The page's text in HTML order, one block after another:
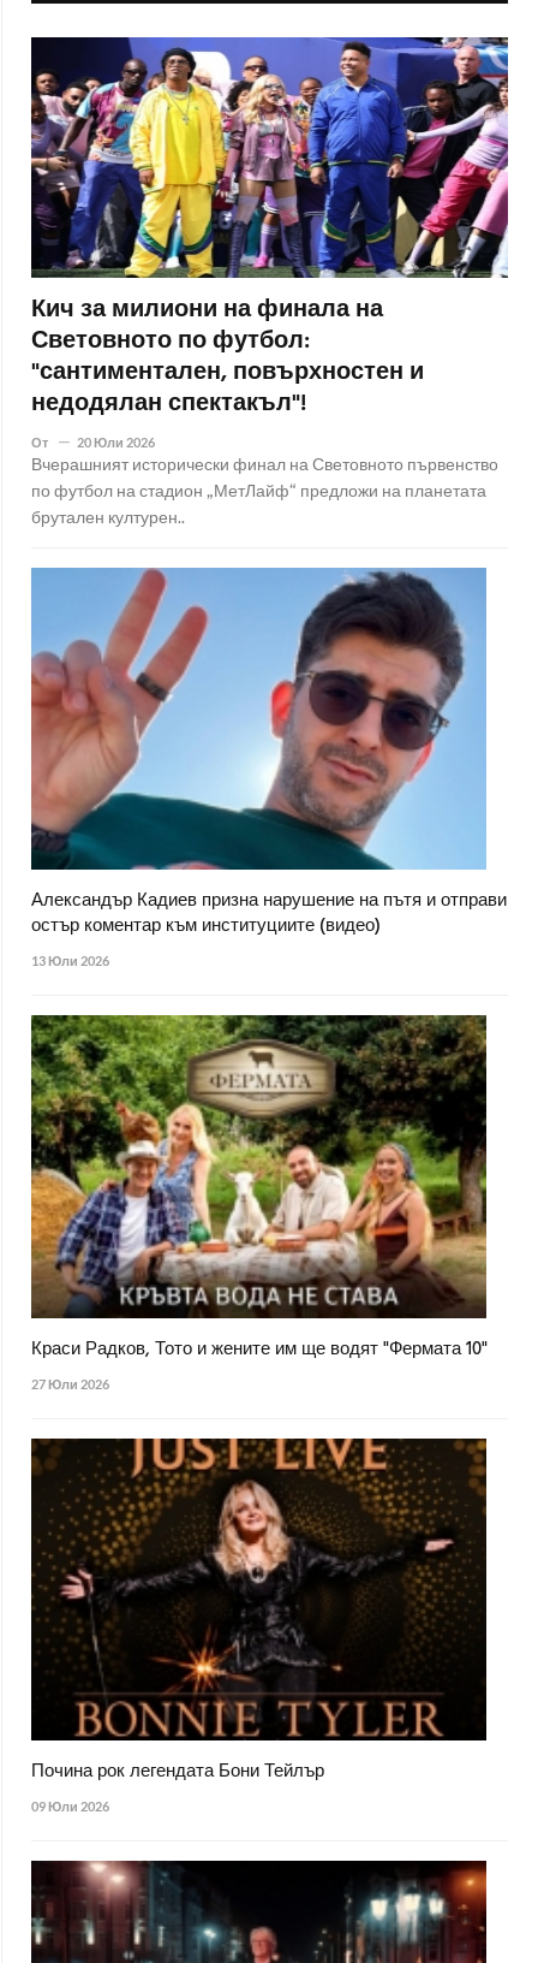
Кич за милиони на финала на
Световното по футбол:
"сантиментален, повърхностен и
недодялан спектакъл"!
От 20 Юли 2026
Вчерашният исторически финал на Световното първенство
по футбол на стадион „МетЛайф“ предложи на планетата
брутален културен..
Александър Кадиев призна нарушение на пътя и отправи
остър коментар към институциите (видео)
13 Юли 2026
Краси Радков, Тото и жените им ще водят "Фермата 10"
27 Юли 2026
Почина рок легендата Бони Тейлър
09 Юли 2026